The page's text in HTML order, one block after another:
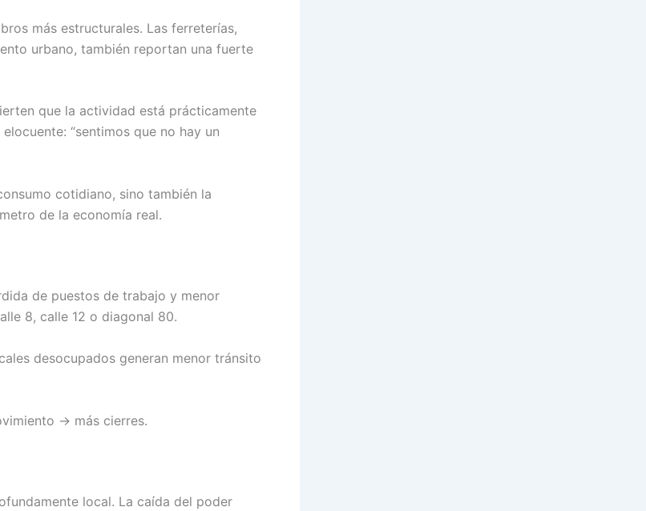
más estructurales. Las ferreterías,
urbano, también reportan una fuerte
que la actividad está prácticamente
“sentimos que no hay un
cotidiano, sino también la
de la economía real.
de puestos de trabajo y menor
8, calle 12 o diagonal 80.
desocupados generan menor tránsito
→ más cierres.
local. La caída del poder